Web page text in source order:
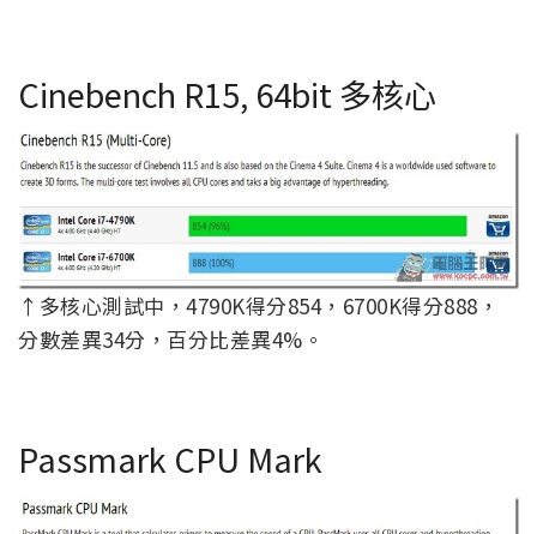
Cinebench R15, 64bit 多核心
↑多核心測試中，4790K得分854，6700K得分888，
分數差異34分，百分比差異4%。
Passmark CPU Mark